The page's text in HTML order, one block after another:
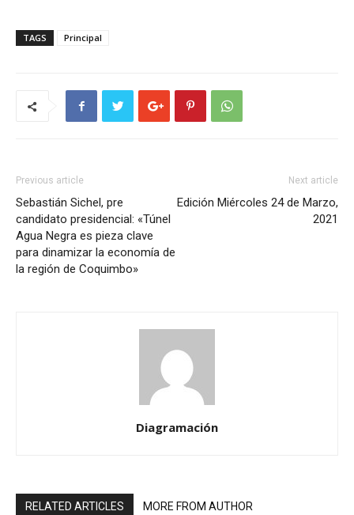
TAGS Principal
Previous article
Sebastián Sichel, pre
candidato presidencial: «Túnel
Agua Negra es pieza clave
para dinamizar la economía de
la región de Coquimbo»
Next article
Edición Miércoles 24 de Marzo,
2021
Diagramación
RELATED ARTICLES MORE FROM AUTHOR